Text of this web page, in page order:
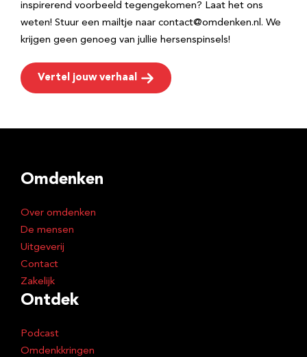
inspirerend voorbeeld tegengekomen? Laat het ons
weten! Stuur een mailtje naar contact@omdenken.nl. We
krijgen geen genoeg van jullie hersenspinsels!
Vertel jouw verhaal
Omdenken
Over omdenken
De mensen
Uitgeverij
Contact
Zakelijk
Ontdek
Podcast
Omdenkkringen